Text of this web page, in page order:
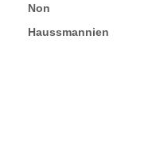
Non
Haussmannien